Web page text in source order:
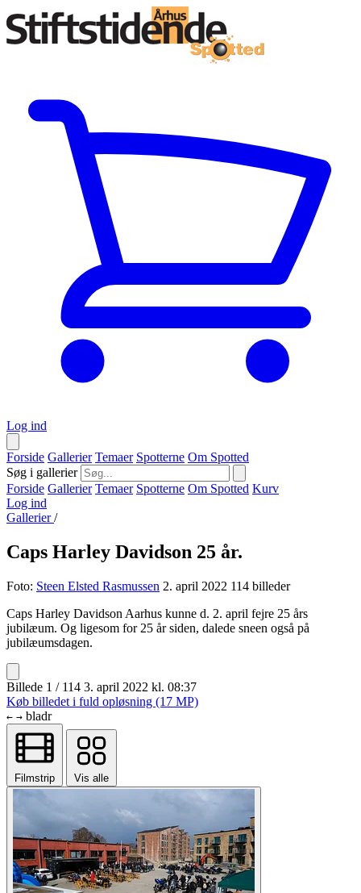
Log ind
Forside Gallerier Temaer Spotterne Om Spotted
Søg i gallerier
Forside Gallerier Temaer Spotterne Om Spotted Kurv
Log ind
Gallerier/
Caps Harley Davidson 25 år.
Foto: Steen Elsted Rasmussen 2. april 2022 114 billeder
Caps Harley Davidson Aarhus kunne d. 2. april fejre 25 års
jubilæum. Og ligesom for 25 år siden, dalede sneen også på
jubilæumsdagen.
Billede 1 / 114 3. april 2022 kl. 08:37
Køb billedet i fuld opløsning (17 MP)
← → bladr
Filmstrip Vis alle